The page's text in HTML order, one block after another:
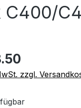
C400/
zzgl.